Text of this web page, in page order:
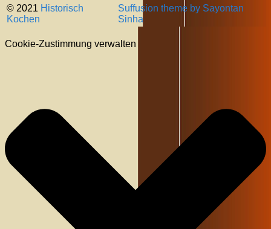
© 2021 Historisch
Kochen
Suffusion theme by Sayontan
Sinha
Cookie-Zustimmung verwalten